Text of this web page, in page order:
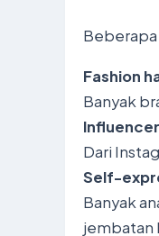
Beberapa
Fashion
Banyak
Dari
Self-
Banyak
jembatan